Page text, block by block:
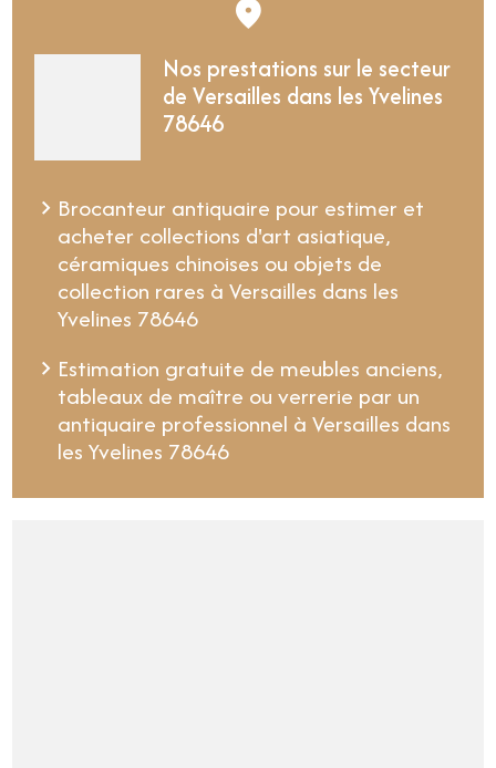
Nos prestations sur le secteur
de Versailles dans les Yvelines
78646
Brocanteur antiquaire pour estimer et
acheter collections d'art asiatique,
céramiques chinoises ou objets de
collection rares à Versailles dans les
Yvelines 78646
Estimation gratuite de meubles anciens,
tableaux de maître ou verrerie par un
antiquaire professionnel à Versailles dans
les Yvelines 78646